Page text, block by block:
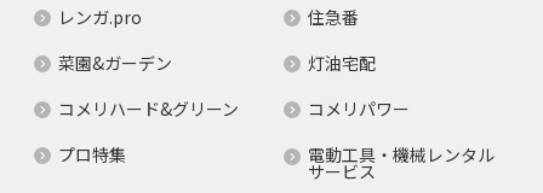
レンガ.pro
住急番
菜園&ガーデン
灯油宅配
コメリハード&グリーン
コメリパワー
プロ特集
電動工具・機械レンタル
サービス